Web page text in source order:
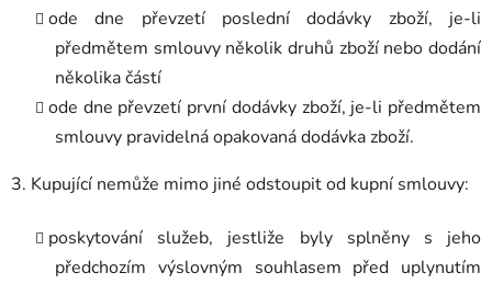
ode dne převzetí poslední dodávky zboží, je-li
předmětem smlouvy několik druhů zboží nebo dodání
několika částí
ode dne převzetí první dodávky zboží, je-li předmětem
smlouvy pravidelná opakovaná dodávka zboží.
3. Kupující nemůže mimo jiné odstoupit od kupní smlouvy:
poskytování služeb, jestliže byly splněny s jeho
předchozím výslovným souhlasem před uplynutím